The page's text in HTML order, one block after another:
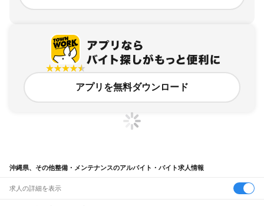
アプリを無料ダウンロード
沖縄県、その他整備・メンテナンスのアルバイト・バイト求人情報
求人の詳細を表示